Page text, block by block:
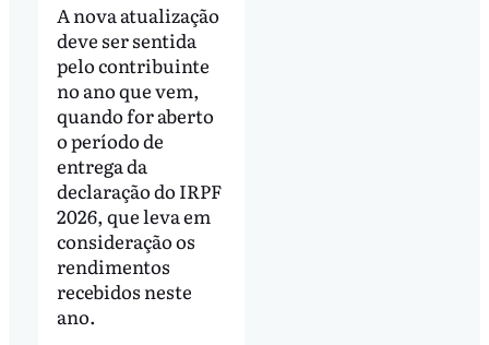
A nova atualização
deve ser sentida
pelo contribuinte
no ano que vem,
quando for aberto
o período de
entrega da
declaração do IRPF
2026, que leva em
consideração os
rendimentos
recebidos neste
ano.